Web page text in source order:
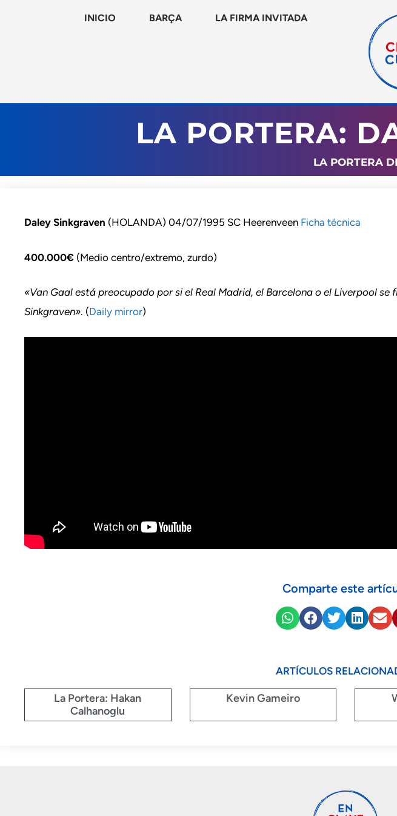
INICIO BARÇA LA FIRMA INVITADA
LA PORTERA:
LA PORTERA
Daley Sinkgraven (HOLANDA) 04/07/1995 SC Heerenveen Ficha técnica
400.000€ (Medio centro/extremo, zurdo)
«Van Gaal está preocupado por si el Real Madrid, el Barcelona o el Liverpool
Sinkgraven». (Daily mirror)
Comparte este
ARTÍCULOS
La Portera: Hakan
Calhanoglu
Kevin Gameiro